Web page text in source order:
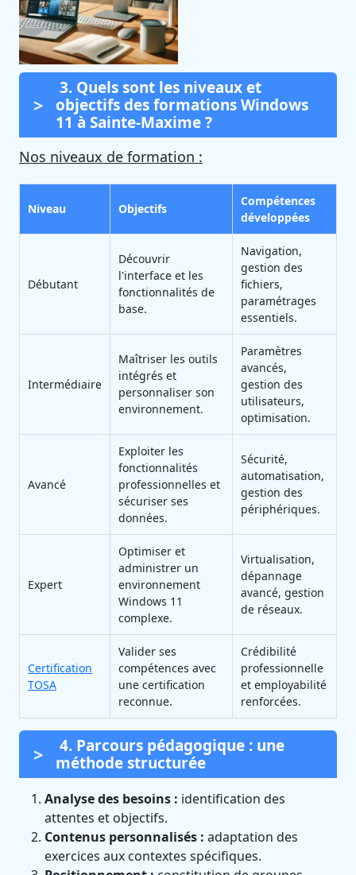
3. Quels sont les niveaux et
objectifs des formations Windows
11 à Sainte-Maxime ?
Nos niveaux de formation :
Niveau Objectifs
Compétences
développées
Débutant
Découvrir
l'interface et les
fonctionnalités de
base.
Navigation,
gestion des
fichiers,
paramétrages
essentiels.
Intermédiaire
Maîtriser les outils
intégrés et
personnaliser son
environnement.
Paramètres
avancés,
gestion des
utilisateurs,
optimisation.
Avancé
Exploiter les
fonctionnalités
professionnelles et
sécuriser ses
données.
Sécurité,
automatisation,
gestion des
périphériques.
Expert
Optimiser et
administrer un
environnement
Windows 11
complexe.
Virtualisation,
dépannage
avancé, gestion
de réseaux.
Certification
TOSA
Valider ses
compétences avec
une certification
reconnue.
Crédibilité
professionnelle
et employabilité
renforcées.
4. Parcours pédagogique : une
méthode structurée
Analyse des besoins : identification des
attentes et objectifs.
Contenus personnalisés : adaptation des
exercices aux contextes spécifiques.